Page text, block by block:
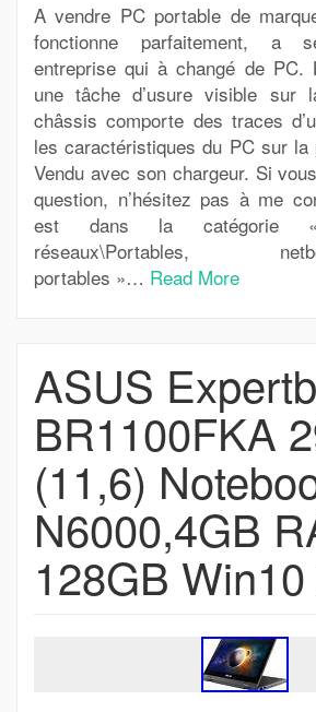
A vendre PC portable de
fonctionne parfaitement, a
entreprise qui à changé de PC.
une tâche d’usure visible sur
châssis comporte des traces
les caractéristiques du PC sur la
Vendu avec son chargeur. Si
question, n’hésitez pas à me
est dans la catégorie «
réseaux\Portables,
portables »… Read More
ASUS
BR1100FKA
(11,6)
N6000,4GB
128GB